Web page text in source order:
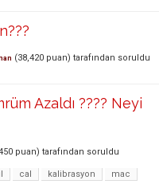
(38,420 puan) tarafından soruldu
Azaldı ???? Neyi
puan) tarafından soruldu
cal kalibrasyon
mac